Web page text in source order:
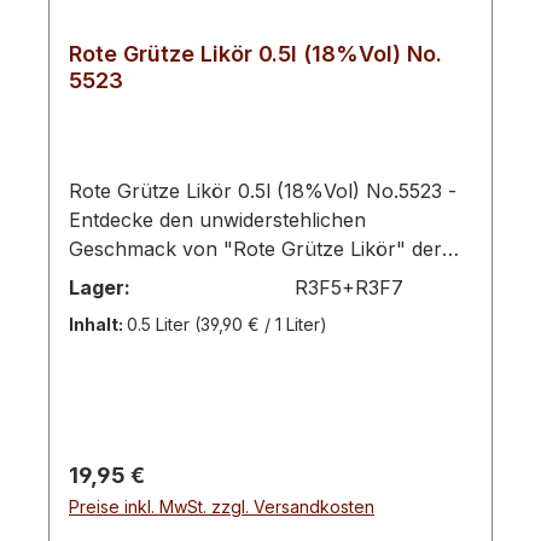
Rote Grütze Likör 0.5l (18%Vol) No.
5523
Rote Grütze Likör 0.5l (18%Vol) No.5523 -
Entdecke den unwiderstehlichen
Geschmack von "Rote Grütze Likör" der
Marke "F5-Transit"! Dieses herrliche
Getränk wird dich mit seiner einzigartigen
Kombination aus fruchtiger Süße und
enttäuschen.Die verführerische rote Farbe
des "Rote Grütze Likörs" fängt sofort das
Lager: R3F5+R3F7
Inhalt: 0.5 Liter (39,90 € / 1 Liter)
Regulärer Preis:
19,95 €
Preise inkl. MwSt. zzgl. Versandkosten